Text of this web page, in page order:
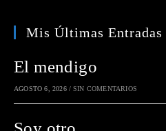
Mis Últimas Entradas
El mendigo
AGOSTO 6, 2026 / SIN COMENTARIOS